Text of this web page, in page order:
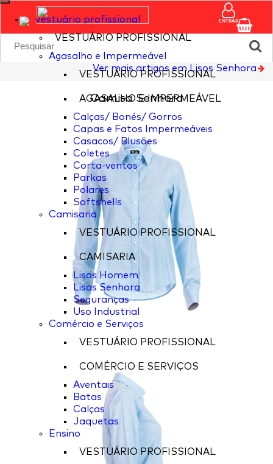
vestuário profissional
VESTUÁRIO PROFISSIONAL
Agasalho e Impermeável
VESTUÁRIO PROFISSIONAL
AGASALHO E IMPERMEÁVEL
Calças/ Bonés/ Gorros
Capas e Fatos Impermeáveis
Casacos/ Blusões
Coletes
Corta-ventos
Parkas
Polares
Softshells
Camisaria
VESTUÁRIO PROFISSIONAL
CAMISARIA
Lisos Homem
Lisos Senhora
Seguranças
Uso Industrial
Comércio e Serviços
VESTUÁRIO PROFISSIONAL
COMÉRCIO E SERVIÇOS
Aventais
Batas
Calças
Jaquetas
Ensino
VESTUÁRIO PROFISSIONAL
ENTRAR
Ver mais artigos em Lisos Senhora
Camisa Senhora